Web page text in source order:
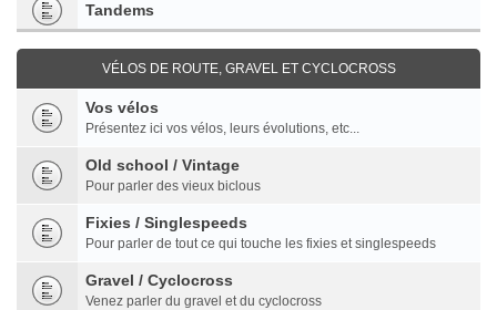
Tandems
VÉLOS DE ROUTE, GRAVEL ET CYCLOCROSS
Vos vélos
Présentez ici vos vélos, leurs évolutions, etc...
Old school / Vintage
Pour parler des vieux biclous
Fixies / Singlespeeds
Pour parler de tout ce qui touche les fixies et singlespeeds
Gravel / Cyclocross
Venez parler du gravel et du cyclocross